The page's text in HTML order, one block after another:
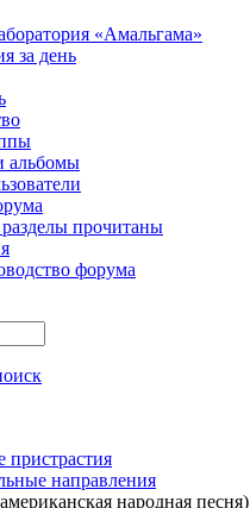
«Амальгама»
за день
альбомы
прочитаны
форума
направления
народная песня)